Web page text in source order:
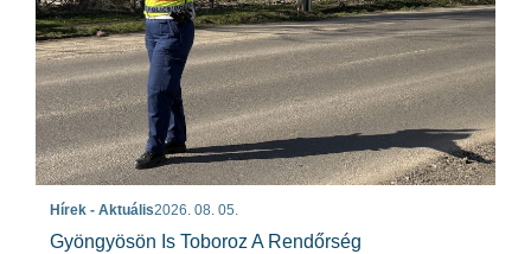
Hírek - Aktuális2026. 08. 05.
Gyöngyösön Is Toboroz A Rendőrség